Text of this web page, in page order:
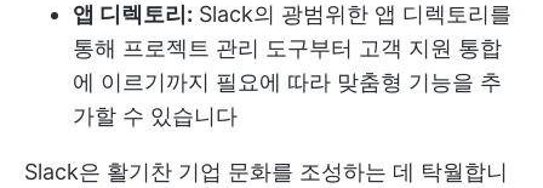
앱 디렉토리: Slack의 광범위한 앱 디렉토리를
통해 프로젝트 관리 도구부터 고객 지원 통합
에 이르기까지 필요에 따라 맞춤형 기능을 추
가할 수 있습니다
Slack은 활기찬 기업 문화를 조성하는 데 탁월합니